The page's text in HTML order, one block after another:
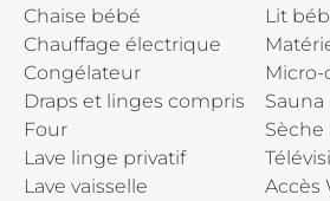
Chaise bébé
Chauffage électrique
Congélateur
Draps et linges compris
Four
Lave linge privatif
Lave vaisselle
Lit
Micro-
Sauna
Accès